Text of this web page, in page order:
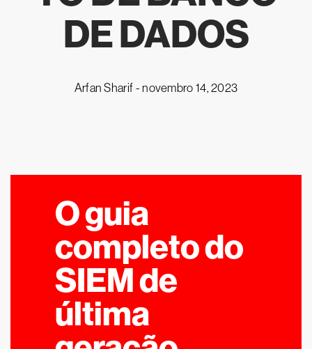
DE DADOS
Arfan Sharif -novembro 14, 2023
O guia
completo do
SIEM de
última